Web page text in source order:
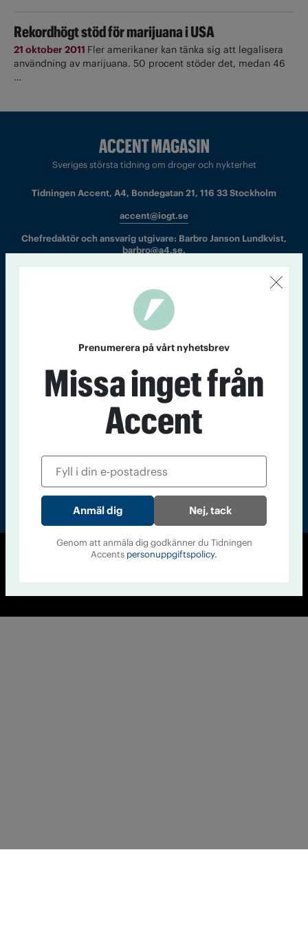
Rekordhögt stöd för marijuana i USA
21 oktober 2011 Fler amerikaner kan tänka sig att legalisera
användning av marijuana. 50 procent stöder det, medan 46
…
Sveriges största tidning om droger och nykterhet
Tidningen Accent, A4, Bondegatan 21, 116 33 Stockholm
accent@iogt.se
Chefredaktör och ansvarig utgivare: Barbro Janson Lundkvist,
barbro@a4.se.
Om Tidningen Tidningsarkiv
Läs tidigare
nummer av
Cookiepolicy
Personuppgiftspolicy
Prenumerera på vårt nyhetsbrev
Missa inget från
Accent
Nej, tack
Genom att anmäla dig godkänner du Tidningen
Accents personuppgiftspolicy.